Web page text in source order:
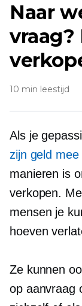
Naar
vraag?
10 min leestijd
Als je
zijn geld
manieren is
verkopen.
mensen je
hoeven
Ze kunnen
op aanvraag